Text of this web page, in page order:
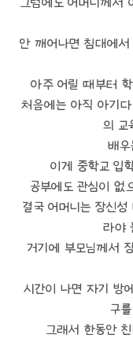
안 깨어나면 침대에
아주 어릴 때부터
처음에는 아직 아기
의 교
배우
이게 중학교 입
공부에도 관심이 없
결국 어머니는 장신
라야
거기에 부모님께서
시간이 나면 자기 방
구
그래서 한동안